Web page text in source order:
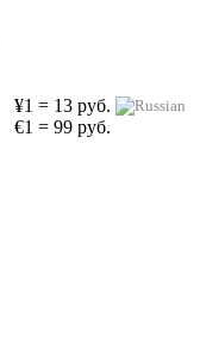
¥1 = 13 руб.
€1 = 99 руб.